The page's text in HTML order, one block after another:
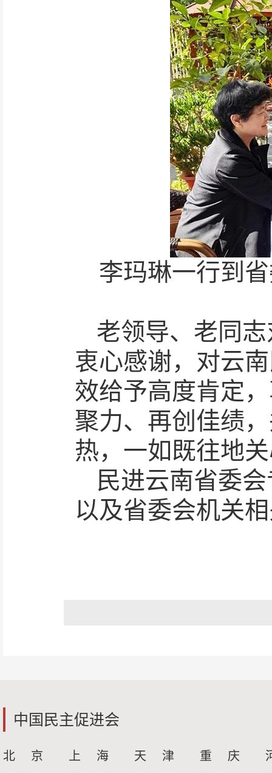
李玛琳一行到
老领导、老同
衷心感谢，对云
效给予高度肯定
聚力、再创佳绩
热，一如既往地
民进云南省委
以及省委会机关
中国民主促进会
北 京 上 海 天 津 重 庆